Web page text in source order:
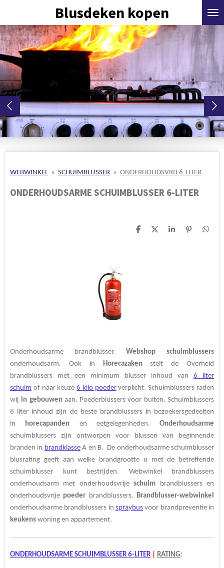
naar
de
hoofdinhoud
Blusdeken kopen
WEBWINKEL » SCHUIMBLUSSER » ONDERHOUDSVRIJ 6-LITER
ONDERHOUDSARME SCHUIMBLUSSER 6-LITER
D
D
S
P
D
Onderhoudsarme brandblusser. Webshop
schuimblussers
onderhoudsarm. Ook in
Horecazakenstelt de Overheid
brandblussers met een minimum blusser inhoud van 6 liter
schuim of naar keuze6 kilo poederverplicht. Schuimblussers raden
wij in gebouwenaan. Poederblussers voor buiten. Schuimblussers
6 liter inhoud zijn de beste brandblussers in bezoekersgedeelten
in
horecapanden en eetgelegenheden. Onderhoudsarme
schuimblussers zijn ontworpen voor blussen van beginnende
branden in brandklasse A en B. De onderhoudsarme schuimblusser
blusrating geeft aan welke brandgrootte u met de betreffende
schuimblusser kunt bestrijden. Webwinkel brandblussers
onderhoudsarm met onderhoudsvrijeschuim brandblussers en
onderhoudsvrije poeder brandblussers. Brandblusser-webwinkel
onderhoudsarme brandblussers in spraybus voor brandpreventie in
keukens woning en appartement.
ONDERHOUDSARME SCHUIMBLUSSER 6-LITER RATING: